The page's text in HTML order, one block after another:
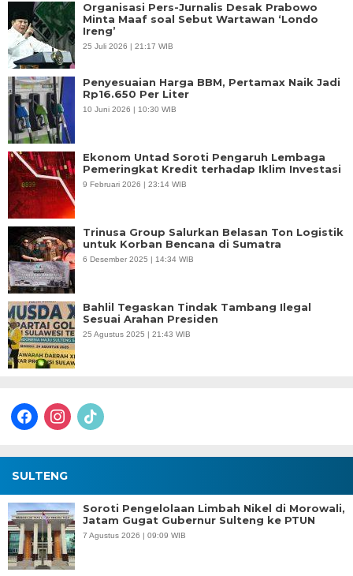
Organisasi Pers-Jurnalis Desak Prabowo
Minta Maaf soal Sebut Wartawan ‘Londo
Ireng’
25 Juli 2026 | 21:17 WIB
Penyesuaian Harga BBM, Pertamax Naik Jadi
Rp16.650 Per Liter
10 Juni 2026 | 10:30 WIB
Ekonom Untad Soroti Pengaruh Lembaga
Pemeringkat Kredit terhadap Iklim Investasi
9 Februari 2026 | 23:14 WIB
Trinusa Group Salurkan Belasan Ton Logistik
untuk Korban Bencana di Sumatra
6 Desember 2025 | 14:34 WIB
Bahlil Tegaskan Tindak Tambang Ilegal
Sesuai Arahan Presiden
25 Agustus 2025 | 21:43 WIB
facebookinstagram
tiktok
SULTENG
Soroti Pengelolaan Limbah Nikel di Morowali,
Jatam Gugat Gubernur Sulteng ke PTUN
7 Agustus 2026 | 09:09 WIB